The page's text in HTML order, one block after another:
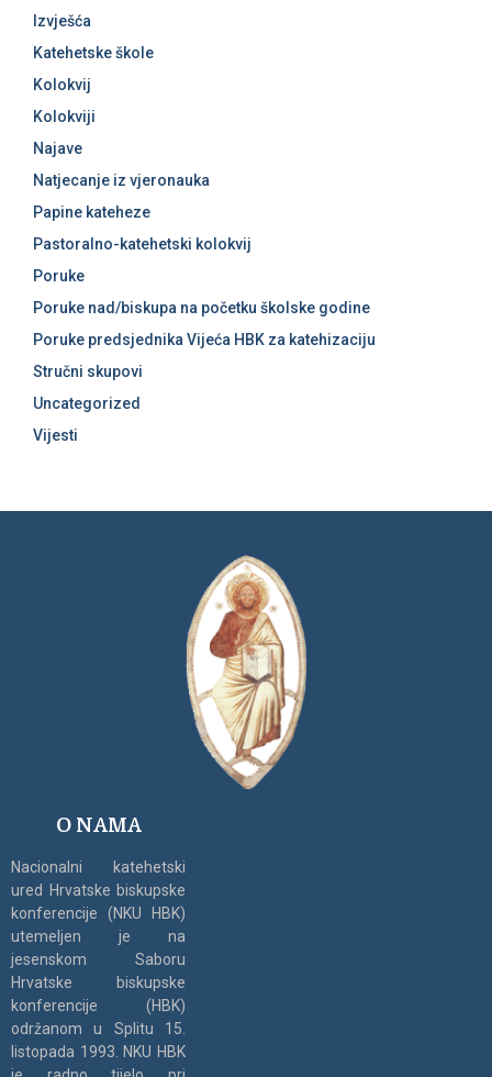
Izvješća
Katehetske škole
Kolokvij
Kolokviji
Najave
Natjecanje iz vjeronauka
Papine kateheze
Pastoralno-katehetski kolokvij
Poruke
Poruke nad/biskupa na početku školske godine
Poruke predsjednika Vijeća HBK za katehizaciju
Stručni skupovi
Uncategorized
Vijesti
O NAMA
Nacionalni katehetski
ured Hrvatske biskupske
konferencije (NKU HBK)
utemeljen je na
jesenskom Saboru
Hrvatske biskupske
konferencije (HBK)
održanom u Splitu 15.
listopada 1993. NKU HBK